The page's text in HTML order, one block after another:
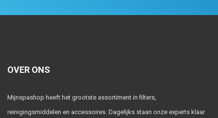
OVER ONS
Mijnspashop heeft het grootste assortiment in filters,
reinigingsmiddelen en accessoires. Dagelijks staan onze experts klaar